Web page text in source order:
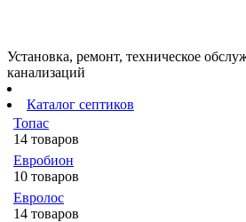
Установка, ремонт, техническое
канализаций
Каталог септиков
Топас
14 товаров
Евробион
10 товаров
Евролос
14 товаров